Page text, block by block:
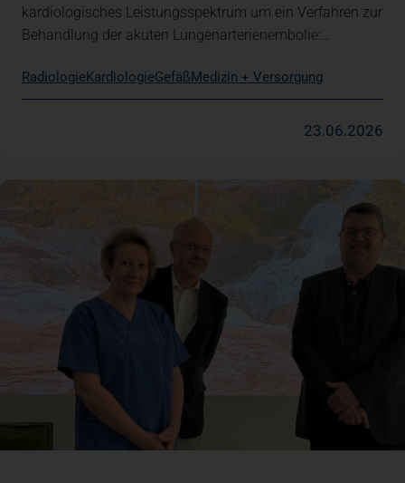
kardiologisches Leistungsspektrum um ein Verfahren zur
Behandlung der akuten Lungenarterienembolie:…
Radiologie KardiologieGefäß Medizin + Versorgung
23.06.2026